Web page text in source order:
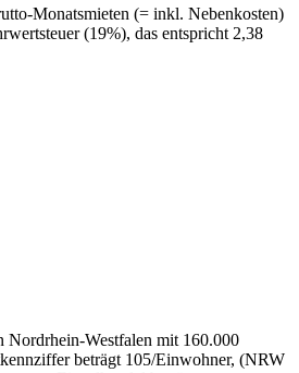
Monatsmieten (= inkl. Nebenkosten)
(19%), das entspricht 2,38
Nordrhein-Westfalen mit 160.000
beträgt 105/Einwohner, (NRW